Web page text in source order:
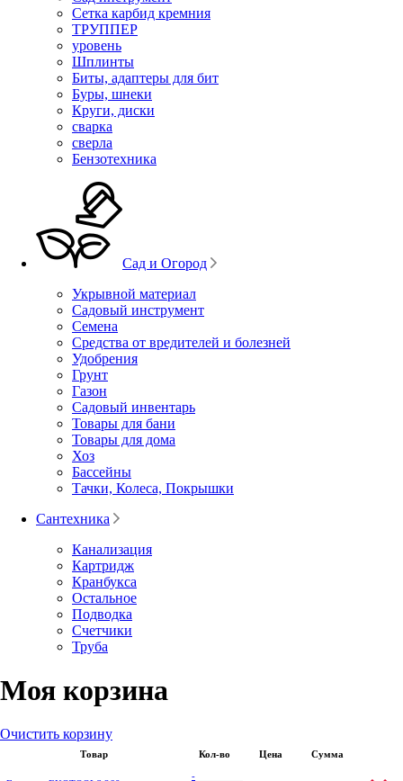
Сетка карбид кремния
ТРУППЕР
уровень
Шплинты
Биты, адаптеры для бит
Буры, шнеки
Круги, диски
сварка
сверла
Бензотехника
Сад и Огород
Укрывной материал
Садовый инструмент
Семена
Средства от вредителей и болезней
Удобрения
Грунт
Газон
Садовый инвентарь
Товары для бани
Товары для дома
Хоз
Бассейны
Тачки, Колеса, Покрышки
Сантехника
Канализация
Картридж
Кранбукса
Остальное
Подводка
Счетчики
Труба
Моя корзина
Очистить корзину
Товар Кол-во Цена Сумма
-